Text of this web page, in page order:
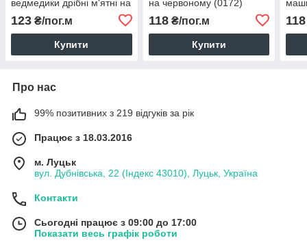
ведмедики дрібні м'ятні на
123 ₴/пог.м
Купити
на червоному (0172)
118₴/пог.м
Купити
118
Про нас
99% позитивних з 219 відгуків за рік
Працює з 18.03.2016
м. Луцьк
вул. Дубнівська, 22 (Індекс 43010), Луцьк, Україна
Контакти
Сьогодні працює з 09:00 до 17:00
Показати весь графік роботи